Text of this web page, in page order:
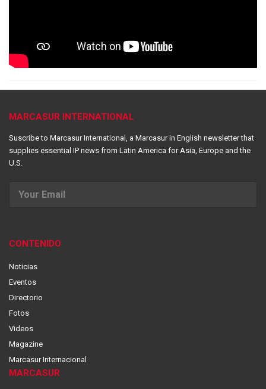
MARCASUR INTERNATIONAL
Suscribe to Marcasur International, a Marcasur in English newsletter that
supplies essential IP news from Latin America for Asia, Europe and the
U.S.
CONTENIDO
Noticias
Eventos
Directorio
Fotos
Videos
Magazine
Marcasur Internacional
MARCASUR